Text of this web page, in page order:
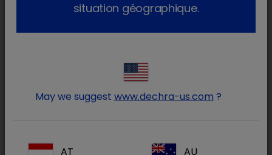
lockConnectez-vous à votre
situation géographique.
May we suggest www.dechra-us.com ?
AT AU